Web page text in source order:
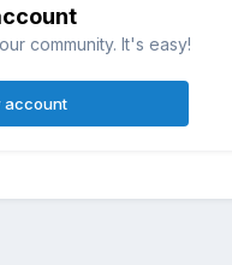
community. It's easy!
account